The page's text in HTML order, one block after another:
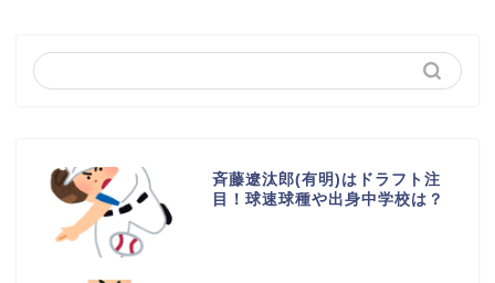
斉藤遼汰郎(有明)はドラフト注
目！球速球種や出身中学校は？